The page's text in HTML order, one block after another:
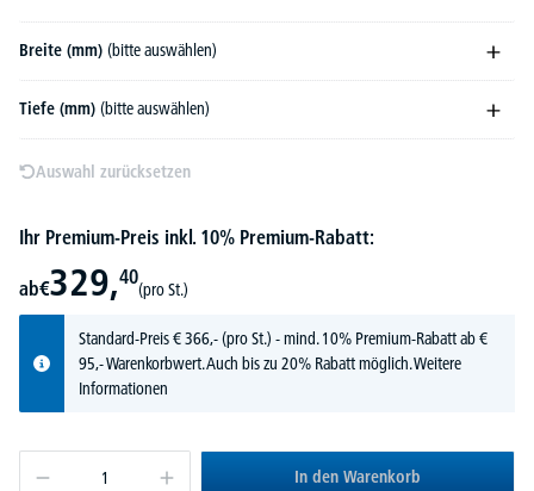
Breite (mm) (bitte auswählen)
Tiefe (mm) (bitte auswählen)
Auswahl zurücksetzen
Ihr Premium-Preis inkl. 10% Premium-Rabatt:
ab€329,40
(pro St.)
Standard-Preis€366,-(pro St.) - mind. 10% Premium-Rabatt ab €
95,- Warenkorbwert. Auch bis zu 20% Rabatt möglich.Weitere
Informationen
In den Warenkorb